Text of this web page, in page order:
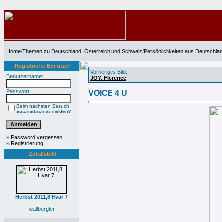
Home/Themen zu Deutschland, Österreich und Schweiz/Persönlichkeiten aus
Registrierte Benutzer
Benutzername:
Passwort:
Beim nächsten Besuch
automatisch anmelden?
» Password vergessen
» Registrierung
Zufallsbild
Herbst 2011,8 Hvar 7
wallbergler
Vorheriges Bild:
JOY, Florence
VOICE 4 U